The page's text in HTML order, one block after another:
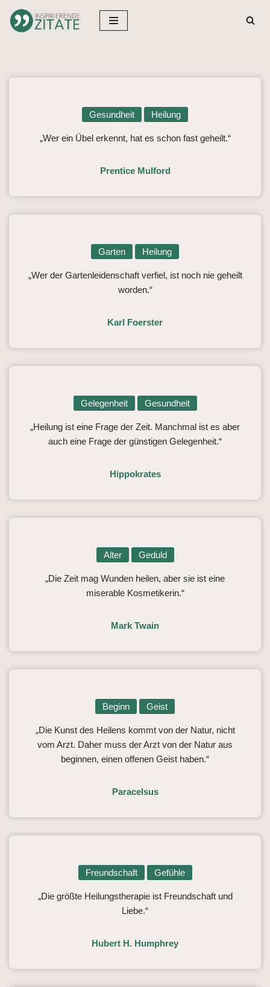
Zum
Gesundheit Heilung
„Wer ein Übel erkennt, hat es schon fast geheilt.“
Prentice Mulford
Garten Heilung
„Wer der Gartenleidenschaft verfiel, ist noch nie geheilt
worden.“
Karl Foerster
Gelegenheit Gesundheit
„Heilung ist eine Frage der Zeit. Manchmal ist es aber
auch eine Frage der günstigen Gelegenheit.“
Hippokrates
Alter Geduld
„Die Zeit mag Wunden heilen, aber sie ist eine
miserable Kosmetikerin.“
Mark Twain
Beginn Geist
„Die Kunst des Heilens kommt von der Natur, nicht
vom Arzt. Daher muss der Arzt von der Natur aus
beginnen, einen offenen Geist haben.“
Paracelsus
Freundschaft Gefühle
„Die größte Heilungstherapie ist Freundschaft und
Liebe.“
Hubert H. Humphrey